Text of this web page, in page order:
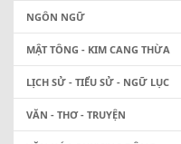
NGÔN NGỮ
MẬT TÔNG - KIM CANG THỪA
LỊCH SỬ - TIỂU SỬ - NGỮ LỤC
VĂN - THƠ - TRUYỆN